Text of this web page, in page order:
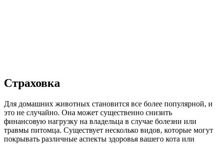
Страховка
Для домашних животных становится все более популярной, и
это не случайно. Она может существенно снизить
финансовую нагрузку на владельца в случае болезни или
травмы питомца. Существует несколько видов, которые могут
покрывать различные аспекты здоровья вашего кота или